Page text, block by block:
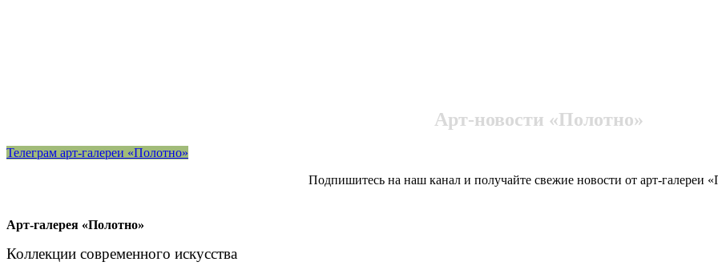
Арт-новости «Полотно»
Телеграм арт-галереи «Полотно»
Подпишитесь на наш канал и получайте свежие новости от арт-галереи
Арт-галерея «Полотно»
Коллекции современного искусства